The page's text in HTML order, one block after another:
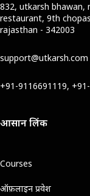
832, utkarsh bhawan,
restaurant, 9th
rajasthan - 342003
support@utkarsh.com
+91-9116691119,
आसान लिंक
Courses
ऑफ़लाइन प्रवेश